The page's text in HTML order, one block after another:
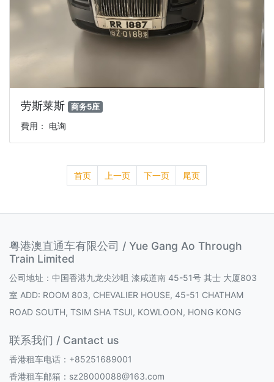
劳斯莱斯 商务5座
費用： 电询
首页 上一页 下一页 尾页
粤港澳直通车有限公司 / Yue Gang Ao Through
Train Limited
公司地址：中国香港九龙尖沙咀 漆咸道南 45-51号 其士 大厦803
室 ADD: ROOM 803, CHEVALIER HOUSE, 45-51 CHATHAM
ROAD SOUTH, TSIM SHA TSUI, KOWLOON, HONG KONG
联系我们 / Cantact us
香港租车电话：+85251689001
香港租车邮箱：sz28000088@163.com